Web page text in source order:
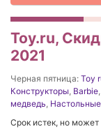
Toy.ru,
2021
Черная пятница: Toy
Конструкторы, Barbie,
медведь,
Срок истек, но